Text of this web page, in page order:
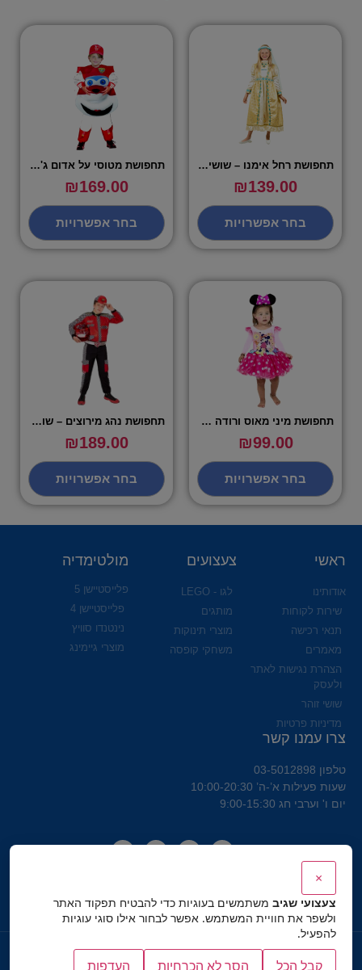
תחפושת רחל אימנו – שושי זוהר
₪139.00
בחר אפשרויות
תחפושת מטוסי על אדום ג'ט – שושי זוהר
₪169.00
בחר אפשרויות
תחפושת מיני מאוס ורודה לילדות – שושי זוהר
₪99.00
בחר אפשרויות
תחפושת נהג מירוצים – שושי זוהר
₪189.00
בחר אפשרויות
ראשי
אודותינו
שירות לקוחות
תנאי רכישה
מאמרים
הצהרת נגישות לאתר
ולעסק
שושי זוהר
מדיניות פרטיות
צעצועים
לגו - LEGO
מותגים
מוצרי תינוקות
משחקי קופסה
מולטימדיה
פלייסטיישן 5
פלייסטיישן 4
נינטנדו סוויץ
מוצרי גיימינג
צרו עמנו קשר
טלפון 03-5012898
שעות פעילות א’-ה’ 10:00-20:30
יום ו' וערבי חג 9:00-15:30
כל הזכויות שמורות לצעצועי שגיב
×
צעצועי שגיב משתמשים בעוגיות כדי להבטיח תפקוד האתר
ולשפר את חוויית המשתמש. אפשר לבחור אילו סוגי עוגיות
להפעיל.
קבל הכל הסר לא הכרחיות העדפות